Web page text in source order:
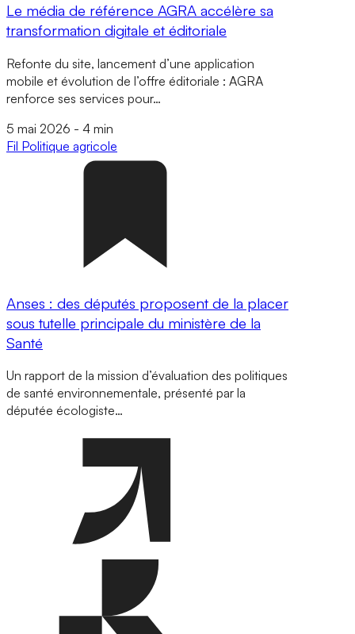
Le média de référence AGRA accélère sa
transformation digitale et éditoriale
Refonte du site, lancement d’une application
mobile et évolution de l’offre éditoriale : AGRA
renforce ses services pour…
5 mai 2026 - 4 min
Fil Politique agricole
Anses : des députés proposent de la placer
sous tutelle principale du ministère de la
Santé
Un rapport de la mission d’évaluation des politiques
de santé environnementale, présenté par la
députée écologiste…